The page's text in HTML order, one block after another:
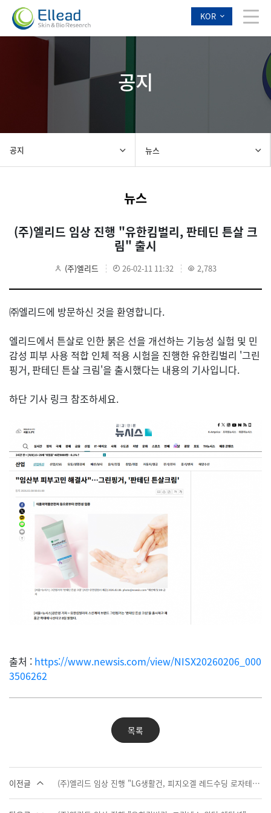
KOR
공지
공지 뉴스
뉴스
(주)엘리드 임상 진행 "유한킴벌리, 판테딘 튼살 크
림" 출시
(주)엘리드 26-02-11 11:32 2,783
㈜엘리드에 방문하신 것을 환영합니다.
엘리드에서 튼살로 인한 붉은 선을 개선하는 기능성 실험 및 민
감성 피부 사용 적합 인체 적용 시험을 진행한 유한킴벌리 '그린
핑거, 판테딘 튼살 크림'을 출시했다는 내용의 기사입니다.
하단 기사 링크 참조하세요.
출처 : https://www.newsis.com/view/NISX20260206_000
3506262
목록
이전글 (주)엘리드 임상 진행 "LG생활건, 피지오겔 레드수딩 로자테카" 2종 출시